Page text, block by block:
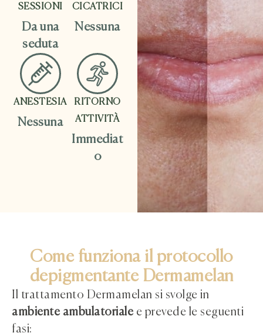
SESSIONI
Da una
seduta
CICATRICI
Nessuna
ANESTESIA
Nessuna
RITORNO
ATTIVITÀ
Immediat
o
Come funziona il protocollo
depigmentante Dermamelan
Il trattamento Dermamelan si svolge in
ambiente ambulatoriale e prevede le seguenti
fasi: